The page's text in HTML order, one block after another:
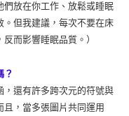
們放在你工作、放鬆或睡眠
。但我建議，每次不要在床
而影響睡眠品質。）
？
，還有許多跨次元的符號與
，當多張圖片共同運用